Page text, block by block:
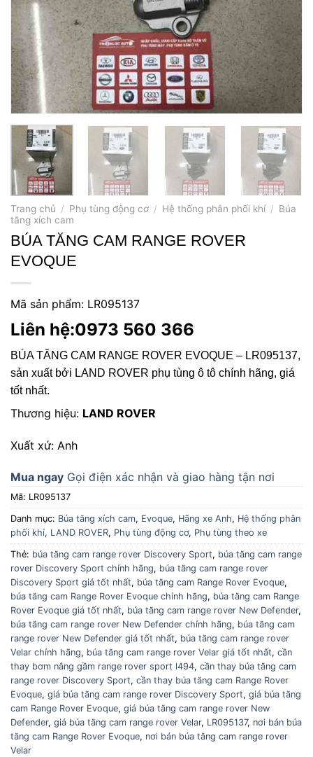
Trang chủ / Phụ tùng động cơ / Hệ thống phân phối khí / Búa
tăng xích cam
BÚA TĂNG CAM RANGE ROVER
EVOQUE
Mã sản phẩm: LR095137
Liên hệ:0973 560 366
BÚA TĂNG CAM RANGE ROVER EVOQUE – LR095137,
sản xuất bởi LAND ROVER phụ tùng ô tô chính hãng, giá
tốt nhất.
Thương hiệu: LAND ROVER
Xuất xứ: Anh
Mua ngay Gọi điện xác nhận và giao hàng tận nơi
Mã: LR095137
Danh mục: Búa tăng xích cam, Evoque, Hãng xe Anh, Hệ thống phân
phối khí, LAND ROVER, Phụ tùng động cơ, Phụ tùng theo xe
Thẻ: búa tăng cam range rover Discovery Sport, búa tăng cam range
rover Discovery Sport chính hãng, búa tăng cam range rover
Discovery Sport giá tốt nhất, búa tăng cam Range Rover Evoque,
búa tăng cam Range Rover Evoque chính hãng, búa tăng cam Range
Rover Evoque giá tốt nhất, búa tăng cam range rover New Defender,
búa tăng cam range rover New Defender chính hãng, búa tăng cam
range rover New Defender giá tốt nhất, búa tăng cam range rover
Velar chính hãng, búa tăng cam range rover Velar giá tốt nhất, cần
thay bơm nâng gầm range rover sport l494, cần thay búa tăng cam
range rover Discovery Sport, cần thay búa tăng cam Range Rover
Evoque, giá búa tăng cam range rover Discovery Sport, giá búa tăng
cam Range Rover Evoque, giá búa tăng cam range rover New
Defender, giá búa tăng cam range rover Velar, LR095137, nơi bán búa
tăng cam Range Rover Evoque, nơi bán búa tăng cam range rover
Velar